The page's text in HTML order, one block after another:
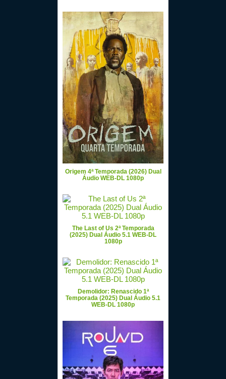
Origem 4ª Temporada (2026) Dual
Áudio WEB-DL 1080p
The Last of Us 2ª Temporada
(2025) Dual Áudio 5.1 WEB-DL
1080p
Demolidor: Renascido 1ª
Temporada (2025) Dual Áudio 5.1
WEB-DL 1080p